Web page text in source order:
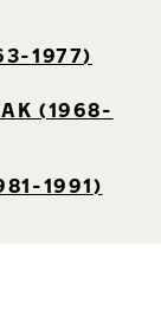
1977)
(1968-
1991)